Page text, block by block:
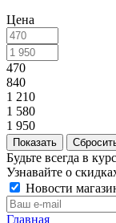
Цена
470
840
1 210
1 580
1 950
Будьте всегда в
Узнавайте о
Новости
Главная